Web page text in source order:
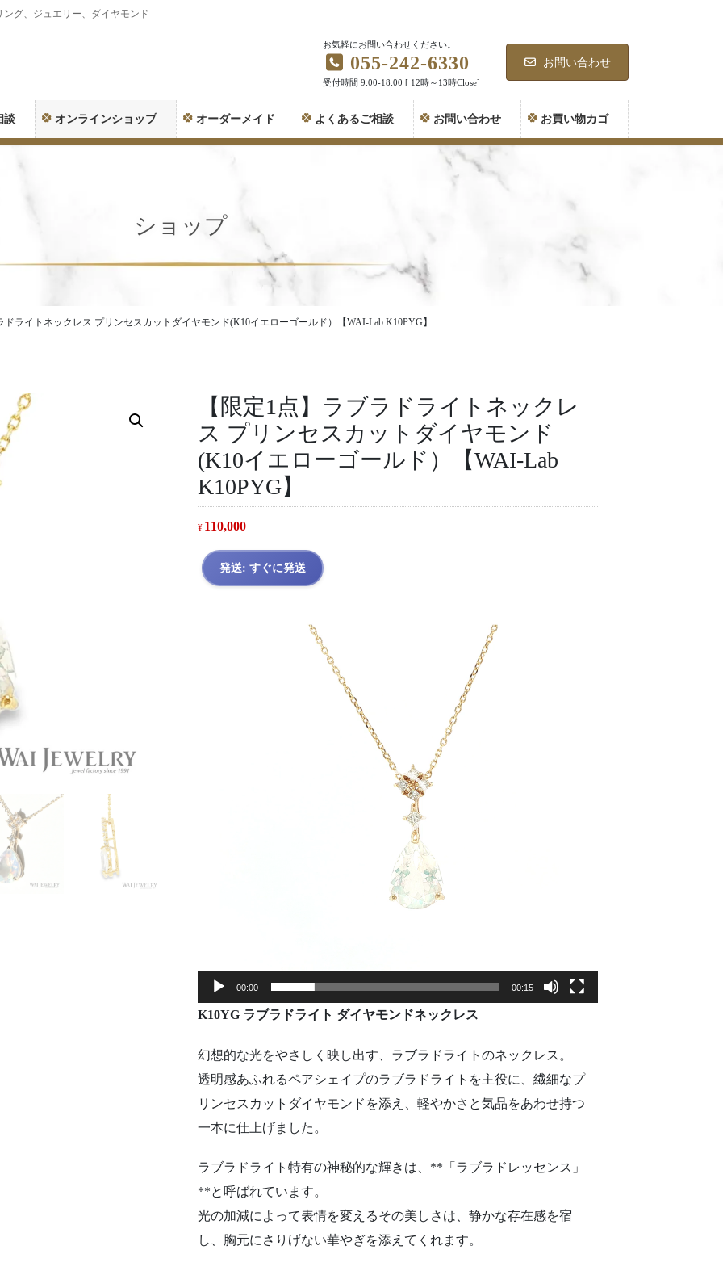
グ、ジュエリー、ダイヤモンド
お気軽にお問い合わせください。
055-242-6330
受付時間 9:00-18:00 [ 12時～13時Close]
お問い合わせ
談 オンラインショップ オーダーメイド よくあるご相談 お問い合わせ お買い物カゴ
ショップ
ドライトネックレス プリンセスカットダイヤモンド(K10イエローゴールド）【WAI-Lab K10PYG】
【限定1点】ラブラドライトネックレ
ス プリンセスカットダイヤモンド
(K10イエローゴールド）【WAI-Lab
K10PYG】
¥ 110,000
発送: すぐに発送
00:00 00:15
K10YG ラブラ ドライト ダイヤモンドネックレス
幻想的な光をやさ しく 映し出す、 ラブラ ドライト のネックレス。
透明感あふれるペアシェイプのラブラ ドライト を主役に、 繊細なプ
リンセス カット ダイヤモンド を添 え、 軽やかさ と気品をあわせ持つ
一本に仕上げま した。
ラブラ ドライト 特有の神秘的な輝き は、**「 ラブラ ド レ ッセンス」
**と 呼ばれてい ます。
光の加減によって表情を変えるその美 し さ は、 静かな存在感を宿
し、
胸元に さりげない華やぎを添 えて く れます。